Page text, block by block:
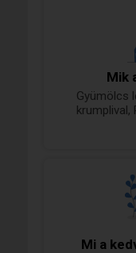
Mik
Gyümölcs
Mi a